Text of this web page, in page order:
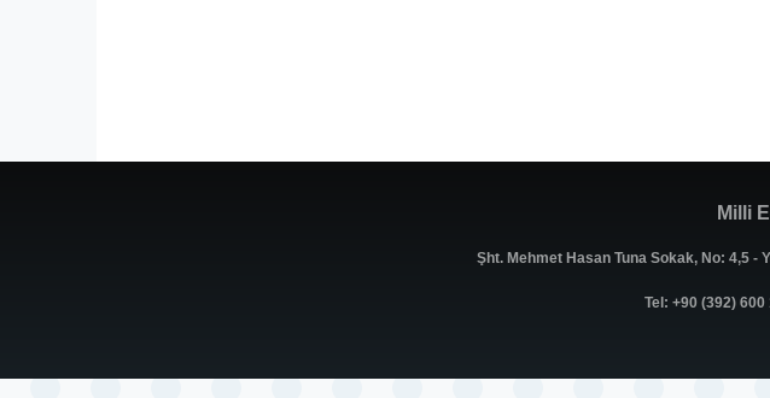
Milli
Şht. Mehmet Hasan Tuna Sokak, No: 4,5 -
Tel: +90 (392)